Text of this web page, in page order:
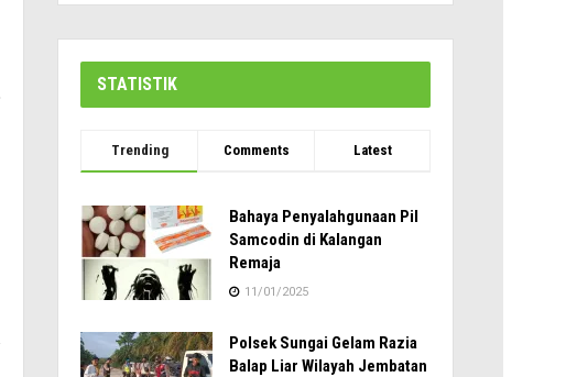
STATISTIK
Trending Comments Latest
Bahaya Penyalahgunaan Pil
Samcodin di Kalangan
Remaja
11/01/2025
Polsek Sungai Gelam Razia
Balap Liar Wilayah Jembatan